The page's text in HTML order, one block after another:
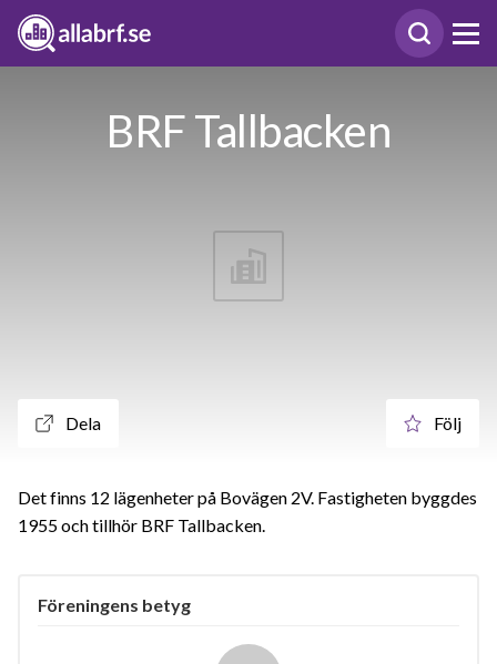
BRF Tallbacken
Dela Följ
Det finns 12 lägenheter på Bovägen 2V. Fastigheten byggdes
1955 och tillhör BRF Tallbacken.
Föreningens betyg